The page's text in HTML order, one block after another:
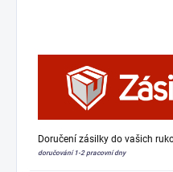
Doručení zásilky do vašich
doručování 1-2 pracovní dny